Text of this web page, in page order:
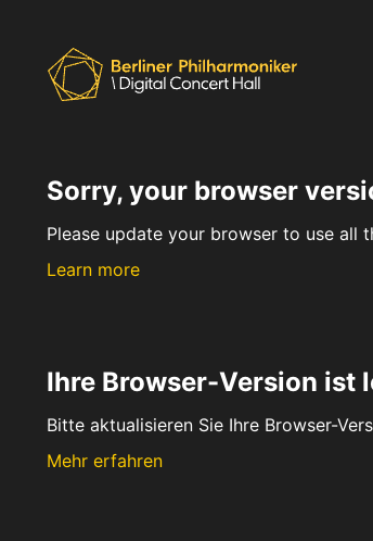
Sorry, your browser
Please update your browser to use all
Learn more
Ihre Browser-Version ist
Bitte aktualisieren Sie Ihre Browser-
Mehr erfahren